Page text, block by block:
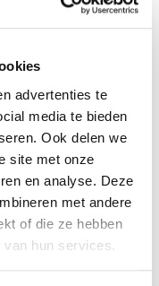
advertenties te
media te bieden
Ook delen we
site met onze
en analyse. Deze
met andere
of die ze hebben
hun services.
Weerdesteijn,
al werk van het
laptopste kiezen